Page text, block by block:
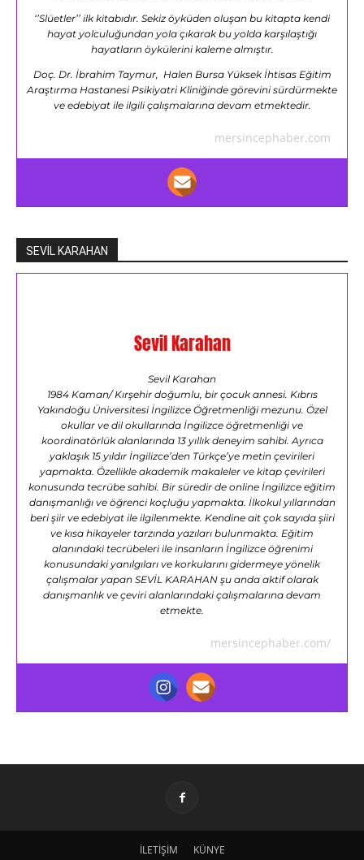
‘’Slüetler’’ ilk kitabıdır. Sekiz öyküden oluşan bu kitapta kendi
hayat yolculuğundan yola çıkarak bu yolda karşılaştığı
hayatların öykülerini kaleme almıştır.
Doç. Dr. İbrahim Taymur, Halen Bursa Yüksek İhtisas Eğitim
Araştırma Hastanesi Psikiyatri Kliniğinde görevini sürdürmekte
ve edebiyat ile ilgili çalışmalarına devam etmektedir.
mersincephaber.com
SEVİL KARAHAN
Sevil Karahan
Sevil Karahan
1984 Kaman/ Kırşehir doğumlu, bir çocuk annesi. Kıbrıs
Yakındoğu Üniversitesi İngilizce Öğretmenliği mezunu. Özel
okullar ve dil okullarında İngilizce öğretmenliği ve
koordinatörlük alanlarında 13 yıllık deneyim sahibi. Ayrıca
yaklaşık 15 yıldır İngilizce’den Türkçe’ye metin çevirileri
yapmakta. Özellikle akademik makaleler ve kitap çevirileri
konusunda tecrübe sahibi. Bir süredir de online İngilizce eğitim
danışmanlığı ve öğrenci koçluğu yapmakta. İlkokul yıllarından
beri şiir ve edebiyat ile ilgilenmekte. Kendine ait çok sayıda şiiri
ve kısa hikayeler tarzında yazıları bulunmakta. Eğitim
alanındaki tecrübeleri ile insanların İngilizce öğrenimi
konusundaki yanılgıları ve korkularını gidermeye yönelik
çalışmalar yapan SEVİL KARAHAN şu anda aktif olarak
danışmanlık ve çeviri alanlarındaki çalışmalarına devam
etmekte.
mersincephaber.com/
İLETİŞİM KÜNYE